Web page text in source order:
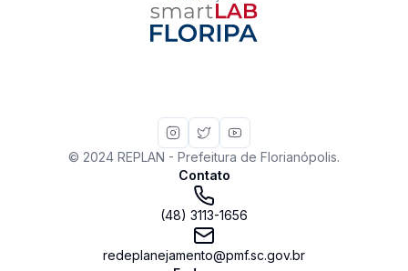
© 2024 REPLAN - Prefeitura de Florianópolis.
Contato
(48) 3113-1656
redeplanejamento@pmf.sc.gov.br